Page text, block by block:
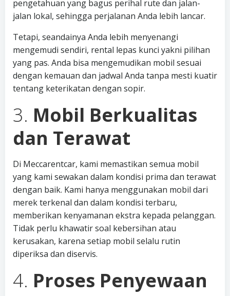
pengetahuan yang bagus perihal rute dan jalan-
jalan lokal, sehingga perjalanan Anda lebih lancar.
Tetapi, seandainya Anda lebih menyenangi
mengemudi sendiri, rental lepas kunci yakni pilihan
yang pas. Anda bisa mengemudikan mobil sesuai
dengan kemauan dan jadwal Anda tanpa mesti kuatir
tentang keterikatan dengan sopir.
3. Mobil Berkualitas
dan Terawat
Di Meccarentcar, kami memastikan semua mobil
yang kami sewakan dalam kondisi prima dan terawat
dengan baik. Kami hanya menggunakan mobil dari
merek terkenal dan dalam kondisi terbaru,
memberikan kenyamanan ekstra kepada pelanggan.
Tidak perlu khawatir soal kebersihan atau
kerusakan, karena setiap mobil selalu rutin
diperiksa dan diservis.
4. Proses Penyewaan